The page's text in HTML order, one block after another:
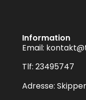
Information
Email:
Tlf: 23495747
Adresse: